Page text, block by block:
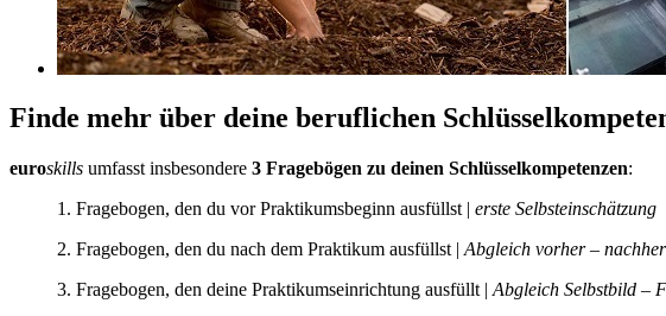
Finde mehr über deine beruflichen
euroskills umfasst insbesondere 3 Fragebögen zu deinen Schlüsselkompetenzen:
1. Fragebogen, den du vor Praktikumsbeginn ausfüllst| erste Selbsteinschätzung
2. Fragebogen, den du nach dem Praktikum ausfüllst|Abgleich vorher – nachher
3. Fragebogen, den deine Praktikumseinrichtung ausfüllt|Abgleich Selbstbild –